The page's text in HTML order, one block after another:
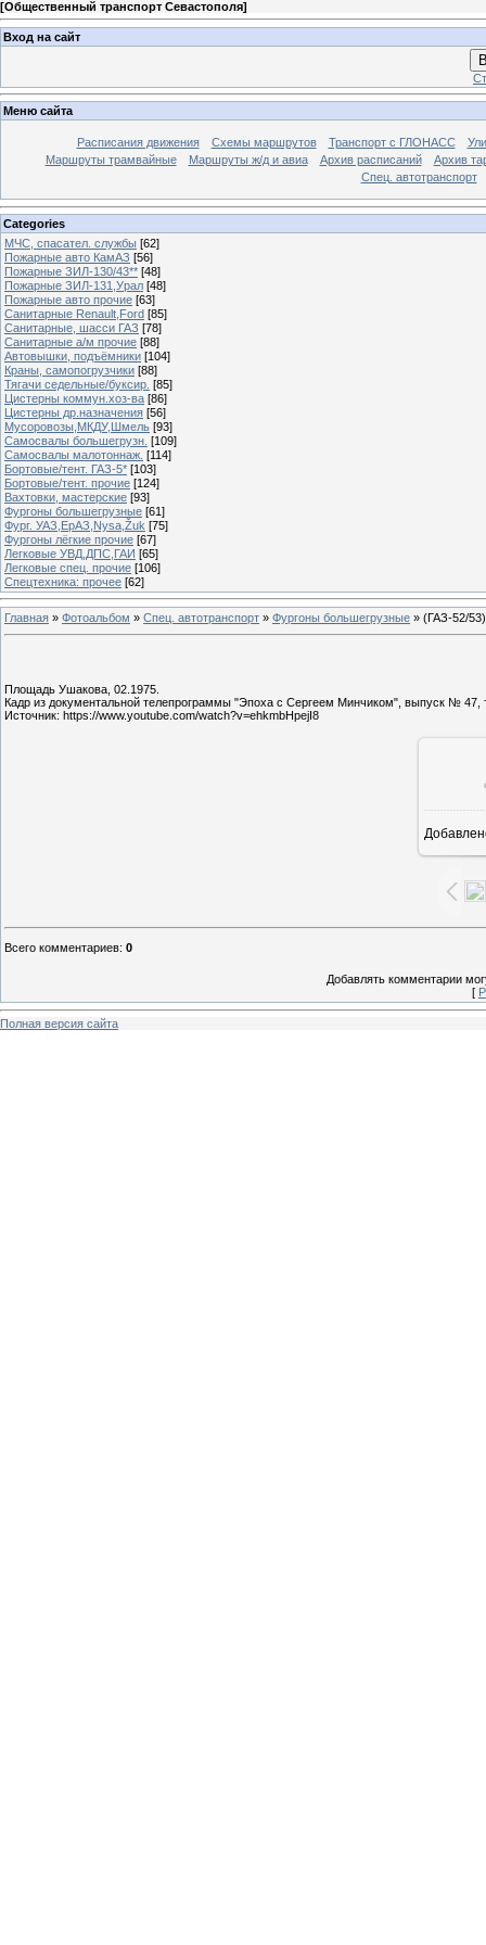
[Общественный транспорт Севастополя]
Вход на сайт
Меню сайта
Расписания движения Схемы маршрутов Транспорт с ГЛОНАСС
Маршруты трамвайные
Маршруты ж/д и авиа Архив расписаний
Архив
Спец. автотранспорт
Categories
МЧС, спасател. службы [62]
Пожарные авто КамАЗ [56]
Пожарные ЗИЛ-130/43** [48]
Пожарные ЗИЛ-131,Урал [48]
Пожарные авто прочие [63]
Санитарные Renault,Ford [85]
Санитарные, шасси ГАЗ [78]
Санитарные а/м прочие [88]
Автовышки, подъёмники [104]
Краны, самопогрузчики [88]
Тягачи седельные/буксир. [85]
Цистерны коммун.хоз-ва [86]
Цистерны др.назначения [56]
Мусоровозы,МКДУ,Шмель [93]
Самосвалы большегрузн. [109]
Самосвалы малотоннаж. [114]
Бортовые/тент. ГАЗ-5* [103]
Бортовые/тент. прочие [124]
Вахтовки, мастерские [93]
Фургоны большегрузные [61]
Фург. УАЗ,ЕрАЗ,Nysa,Žuk [75]
Фургоны лёгкие прочие [67]
Легковые УВД,ДПС,ГАИ [65]
Легковые спец. прочие [106]
Спецтехника: прочее [62]
Главная » Фотоальбом » Спец. автотранспорт » Фургоны большегрузные » (ГАЗ-52/53)
Площадь Ушакова, 02.1975.
Кадр из документальной телепрограммы "Эпоха с Сергеем Минчиком", выпуск № 47,
Источник: https://www.youtube.com/watch?v=ehkmbHpejI8
Всего комментариев: 0
Добавлять комментарии
[
Полная версия сайта